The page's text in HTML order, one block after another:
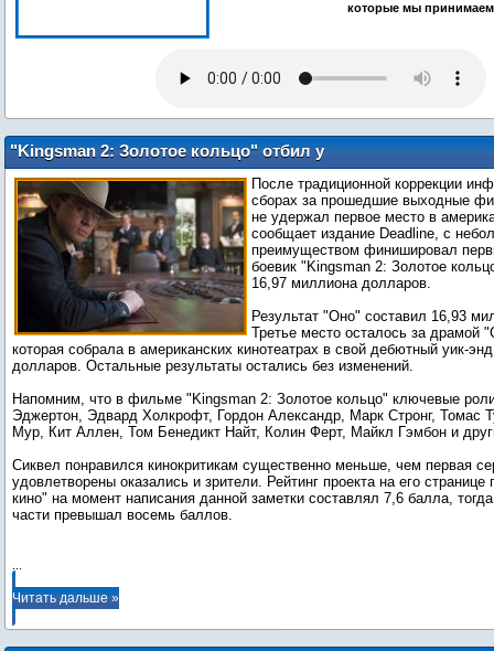
которые мы
"Kingsman 2: Золотое кольцо" отбил у
"Оно" лидерство в прокате
После традиционной коррекции
сборах за прошедшие выходные
не удержал первое место в
сообщает издание Deadline, с
преимуществом финишировал
боевик "Kingsman 2: Золотое
16,97 миллиона долларов.
Результат "Оно" составил 16,93
Третье место осталось за драмой
которая собрала в американских кинотеатрах в свой дебютный уик-
долларов. Остальные результаты остались без изменений.
Напомним, что в фильме "Kingsman 2: Золотое кольцо" ключевые
Эджертон, Эдвард Холкрофт, Гордон Александр, Марк Стронг, Томас
Мур, Кит Аллен, Том Бенедикт Найт, Колин Ферт, Майкл Гэмбон и
Сиквел понравился кинокритикам существенно меньше, чем первая
удовлетворены оказались и зрители. Рейтинг проекта на его странице
кино" на момент написания данной заметки составлял 7,6 балла, тогда
части превышал восемь баллов.
Читать дальше »